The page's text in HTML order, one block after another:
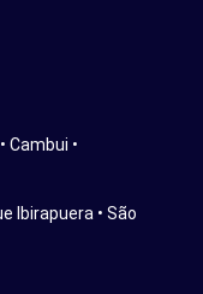
Cambui •
Ibirapuera • São